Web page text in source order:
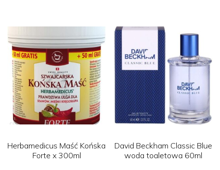
Herbamedicus Maść Końska
Forte x 300ml
David Beckham Classic Blue
woda toaletowa 60ml